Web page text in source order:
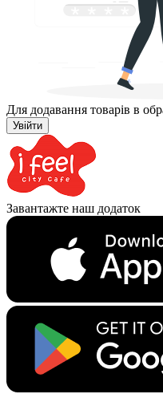
Для додавання товарів в
Увійти
Завантажте наш додаток